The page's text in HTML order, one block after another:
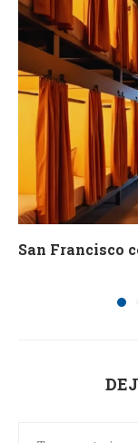
San Francisco